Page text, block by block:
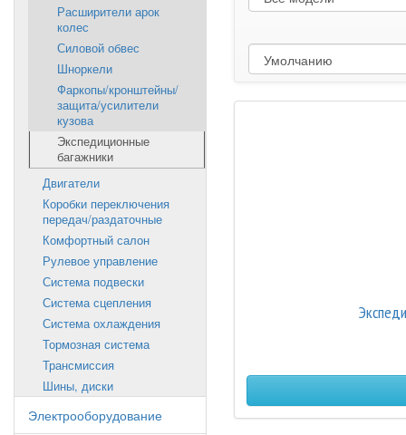
Расширители арок
колес
Силовой обвес
Шноркели
Фаркопы/кронштейны/
защита/усилители
кузова
Экспедиционные
багажники
Двигатели
Коробки переключения
передач/раздаточные
Комфортный салон
Рулевое управление
Система подвески
Система сцепления
Система охлаждения
Тормозная система
Трансмиссия
Шины, диски
Электрооборудование